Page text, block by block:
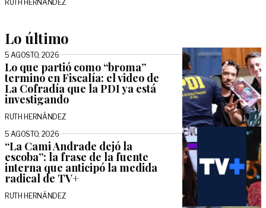
RUTH HERNÁNDEZ
Lo último
5 AGOSTO, 2026
Lo que partió como “broma”
terminó en Fiscalía: el video de
La Cofradía que la PDI ya está
investigando
RUTH HERNÁNDEZ
5 AGOSTO, 2026
“La Cami Andrade dejó la
escoba”: la frase de la fuente
interna que anticipó la medida
radical de TV+
RUTH HERNÁNDEZ